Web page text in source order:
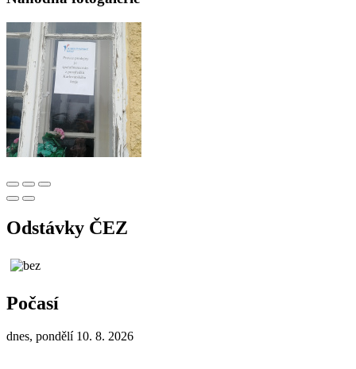
Odstávky ČEZ
Počasí
dnes, pondělí 10. 8. 2026